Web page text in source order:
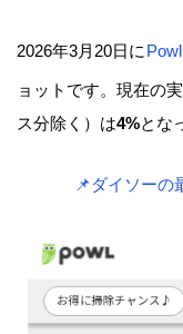
2026年3月20日に Powl
ョットです。現在の
ス分除く）は4%とな
📌ダイソーの